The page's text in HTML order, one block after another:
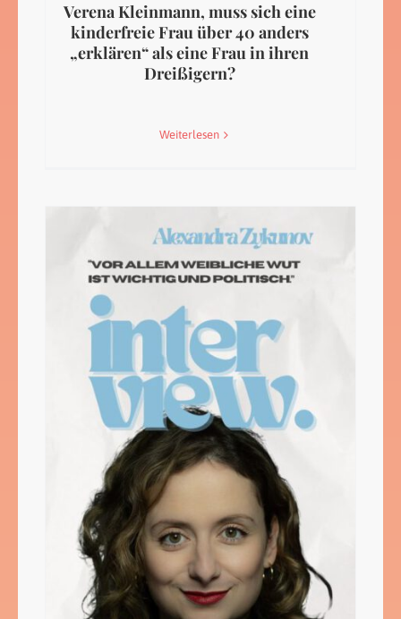
Verena Kleinmann, muss sich eine
kinderfreie Frau über 40 anders
„erklären“ als eine Frau in ihren
Dreißigern?
Weiterlesen